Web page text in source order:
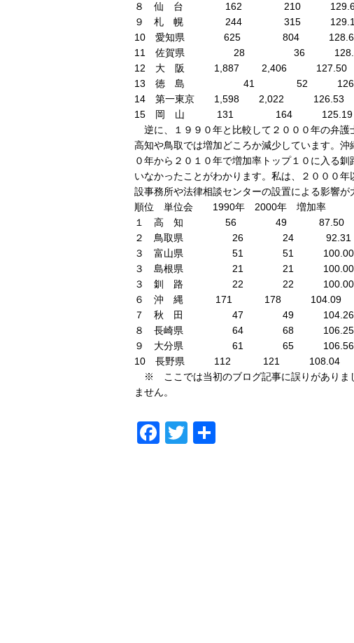
８ 仙 台 162 210
９ 札 幌 244 315
10 愛知県 625 804
11 佐賀県 28 36
12 大 阪 1,887 2,406 127.50
13 徳 島 41 52
14 第一東京 1,598 2,022 126.53
15 岡 山 131 164 125.19
逆に、１９９０年と比較して２０００年の弁護
高知や鳥取では増加どころか減少しています。
０年から２０１０年で増加率トップ１０に入る
いなかったことがわかります。私は、２０００
設事務所や法律相談センターの設置による影響が
順位 単位会 1990年 2000年 増加率
１ 高 知 56 49 87.50
２ 鳥取県 26 24 92.31
３ 富山県 51 51 100.00
３ 島根県 21 21 100.00
３ 釧 路 22 22 100.00
６ 沖 縄 171 178 104.09
７ 秋 田 47 49 104.26
８ 長崎県 64 68 106.25
９ 大分県 61 65 106.56
10 長野県 112 121 108.04
※ ここでは当初のブログ記事に誤りがありま
ません。
Facebook
Twitter